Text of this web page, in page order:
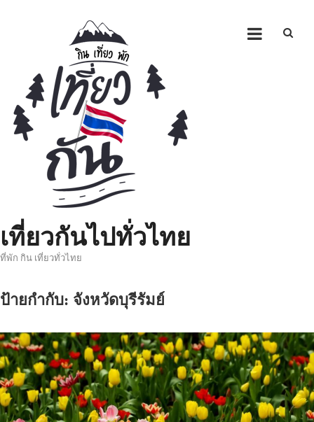
เที่ยวกันไปทั่วไทย
ที่พัก กิน เที่ยวทั่วไทย
ป้ายกำกับ: จังหวัดบุรีรัมย์